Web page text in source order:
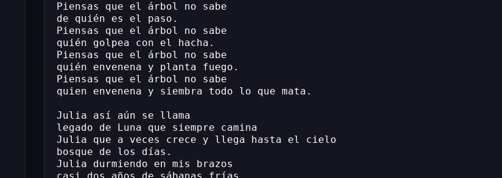
Piensas que el árbol no sabe
de quién es el paso.
Piensas que el árbol no sabe
quién golpea con el hacha.
Piensas que el árbol no sabe
quién envenena y planta fuego.
Piensas que el árbol no sabe
quien envenena y siembra todo lo que mata.
Julia así aún se llama
legado de Luna que siempre camina
Julia que a veces crece y llega hasta el cielo
bosque de los días.
Julia durmiendo en mis brazos